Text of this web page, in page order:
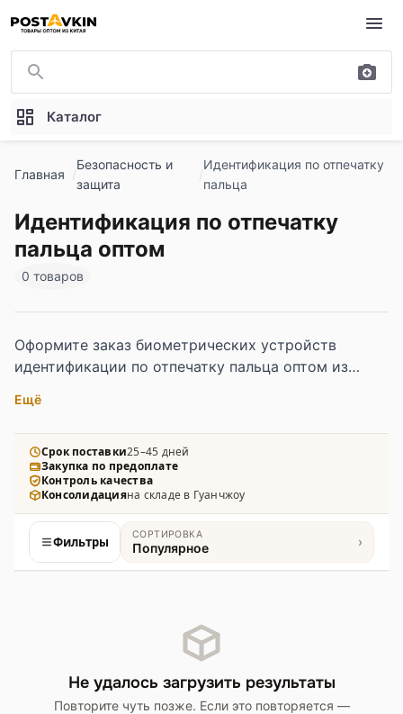
Перейти к основному содержимому
Каталог
Главная
Безопасность и
защита
Идентификация по отпечатку
пальца
Идентификация по отпечатку
пальца оптом
0 товаров
Оформите заказ биометрических устройств
идентификации по отпечатку пальца оптом из
офисных комплексов и IT-интеграторов. В каталоге
решения для контроля доступа, регистрации
рабочего времени и персонализированного входа.
Ещё
Срок поставки25–45 дней
Закупка по предоплате
Контроль качества
Консолидацияна складе в Гуанчжоу
Фильтры СОРТИРОВКА
Популярное ›
Не удалось загрузить результаты
Повторите чуть позже. Если это повторяется —